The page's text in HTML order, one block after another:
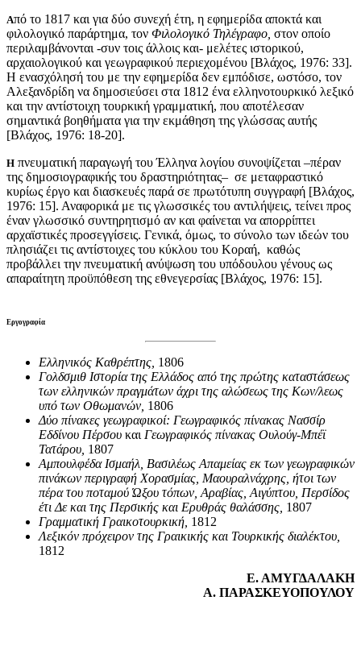
Από το 1817 και για δύο συνεχή έτη, η εφημερίδα αποκτά και
φιλολογικό παράρτημα, τον Φιλολογικό Τηλέγραφο, στον οποίο
περιλαμβάνονται -συν τοις άλλοις και- μελέτες ιστορικού,
αρχαιολογικού και γεωγραφικού περιεχομένου [Βλάχος, 1976: 33].
Η ενασχόλησή του με την εφημερίδα δεν εμπόδισε, ωστόσο, τον
Αλεξανδρίδη να δημοσιεύσει στα 1812 ένα ελληνοτουρκικό λεξικό
και την αντίστοιχη τουρκική γραμματική, που αποτέλεσαν
σημαντικά βοηθήματα για την εκμάθηση της γλώσσας αυτής
[Βλάχος, 1976: 18-20].
Η πνευματική παραγωγή του Έλληνα λογίου συνοψίζεται –πέραν
της δημοσιογραφικής του δραστηριότητας– σε μεταφραστικό
κυρίως έργο και διασκευές παρά σε πρωτότυπη συγγραφή [Βλάχος,
1976: 15]. Αναφορικά με τις γλωσσικές του αντιλήψεις, τείνει προς
έναν γλωσσικό συντηρητισμό αν και φαίνεται να απορρίπτει
αρχαϊστικές προσεγγίσεις. Γενικά, όμως, το σύνολο των ιδεών του
πλησιάζει τις αντίστοιχες του κύκλου του Κοραή, καθώς
προβάλλει την πνευματική ανύψωση του υπόδουλου γένους ως
απαραίτητη προϋπόθεση της εθνεγερσίας [Βλάχος, 1976: 15].
Εργογραφία
Ελληνικός Καθρέπτης, 1806
Γολδσμιθ Ιστορία της Ελλάδος από της πρώτης καταστάσεως
των ελληνικών πραγμάτων άχρι της αλώσεως της Κων/λεως
υπό των Οθωμανών, 1806
Δύο πίνακες γεωγραφικοί: Γεωγραφικός πίνακας Νασσίρ
Εδδίνου Πέρσου καιΓεωγραφικός πίνακας Ουλούγ-Μπέϊ
Τατάρου, 1807
Αμπουλφέδα Ισμαήλ, Βασιλέως Απαμείας εκ των γεωγραφικών
πινάκων περιγραφή Χορασμίας, Μαουραλνάχρης, ήτοι των
πέρα του ποταμού Ώξου τόπων, Αραβίας, Αιγύπτου, Περσίδος
έτι Δε και της Περσικής και Ερυθράς θαλάσσης, 1807
Γραμματική Γραικοτουρκική, 1812
Λεξικόν πρόχειρον της Γραικικής και Τουρκικής διαλέκτου,
1812
Ε. ΑΜΥΓΔΑΛΑΚΗ
Α. ΠΑΡΑΣΚΕΥΟΠΟΥΛΟΥ